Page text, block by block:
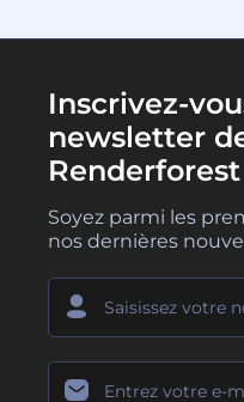
Inscrivez-
newsletter
Renderforest
Soyez parmi les
nos dernières